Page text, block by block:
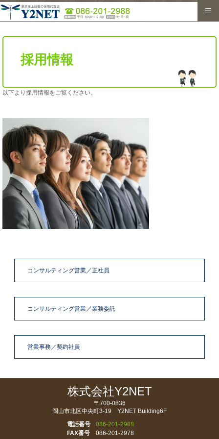
採用情報
採用情報
以下より採用情報をご覧ください。
コンサルティング営業／正社員
コンサルティング営業／業務委託
営業事務／契約社員
株式会社Y2NET
〒700-0836
岡山市北区中央町3-19 Y2NET Building6F
電話番号
086-201-2988
FAX番号
086-201-2978